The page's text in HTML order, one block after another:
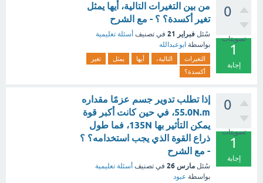
0
تصويتات
1
إجابة
من بين التغيرات التالية، أيها يمثل
تغير أكسدة؟ ؟ - مع الشرح
سُئل فبراير 21 في تصنيف أسئلة تعليمية
بواسطة ابوعبدالله
التغيرات التالية، أيها يمثل
تغير
أكسدة؟
0
تصويتات
1
إجابة
إذا تطلب تدوير جسم عزمًا مقداره
55.0N.m، في حين كانت أكبر قوة
يمكن التأثير بها 135N، فما طول
ذراع القوة الذي يجب استخدامه؟ ؟
- مع الشرح
سُئل مارس 26 في تصنيف أسئلة تعليمية
بواسطة عبود